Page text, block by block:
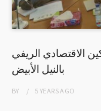
الاقتصادي الريفي
بالنيل الأبيض
BY 5 YEARSAGO